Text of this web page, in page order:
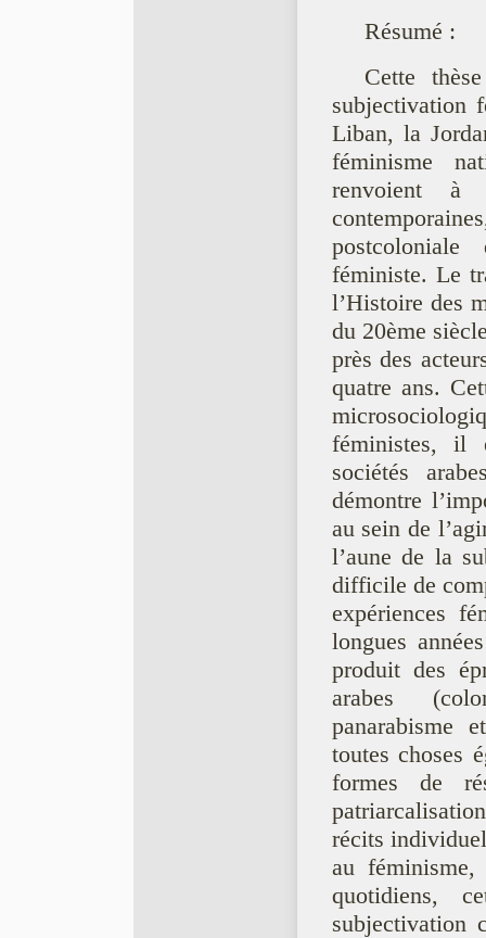
Résumé :
Cette
subjectivation
Liban, la
féminisme
renvoient à
féministe. Le
l’Histoire des
du 20ème
près des
quatre ans.
féministes, il
sociétés
démontre
au sein de
l’aune de la
difficile de
expériences
longues
produit des
arabes
panarabisme
toutes choses
formes de
récits
au
quotidiens,
subjectivation